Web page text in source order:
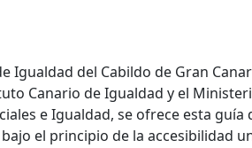
Igualdad del Cabildo de Gran
Canario de Igualdad y el
e Igualdad, se ofrece esta guía
el principio de la accesibilidad